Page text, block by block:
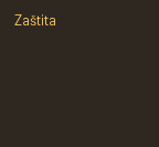
Zaštita